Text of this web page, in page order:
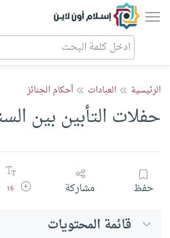
إسلام أون لاين
الرئيسية العبادات أحكام الجنائز
حفلات التأبين بين
حفظ مشاركة زيادة حجم
16
قائمة المحتويات